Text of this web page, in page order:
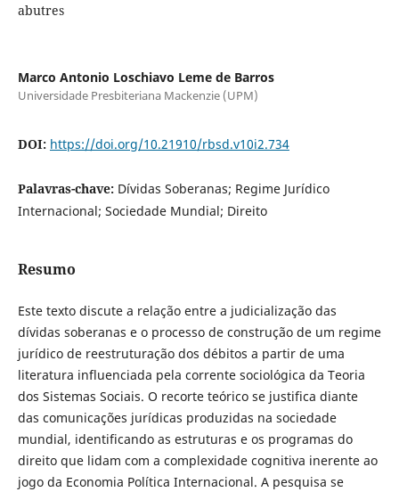
abutres
Marco Antonio Loschiavo Leme de Barros
Universidade Presbiteriana Mackenzie (UPM)
DOI: https://doi.org/10.21910/rbsd.v10i2.734
Palavras-chave: Dívidas Soberanas; Regime Jurídico
Internacional; Sociedade Mundial; Direito
Resumo
Este texto discute a relação entre a judicialização das
dívidas soberanas e o processo de construção de um regime
jurídico de reestruturação dos débitos a partir de uma
literatura influenciada pela corrente sociológica da Teoria
dos Sistemas Sociais. O recorte teórico se justifica diante
das comunicações jurídicas produzidas na sociedade
mundial, identificando as estruturas e os programas do
direito que lidam com a complexidade cognitiva inerente ao
jogo da Economia Política Internacional. A pesquisa se